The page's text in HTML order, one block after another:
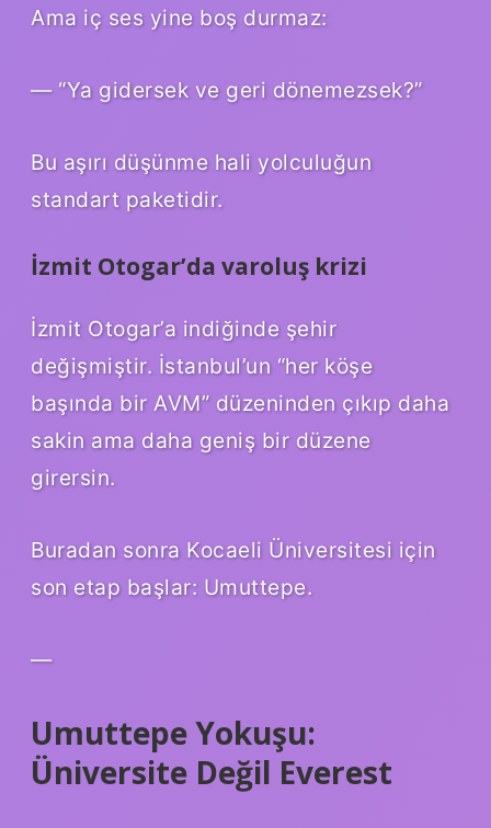
Ama iç ses yine boş durmaz:
— “Ya gidersek ve geri dönemezsek?”
Bu aşırı düşünme hali yolculuğun
standart paketidir.
İzmit Otogar’da varoluş krizi
İzmit Otogar’a indiğinde şehir
değişmiştir. İstanbul’un “her köşe
başında bir AVM” düzeninden çıkıp daha
sakin ama daha geniş bir düzene
girersin.
Buradan sonra Kocaeli Üniversitesi için
son etap başlar: Umuttepe.
—
Umuttepe Yokuşu:
Üniversite Değil Everest